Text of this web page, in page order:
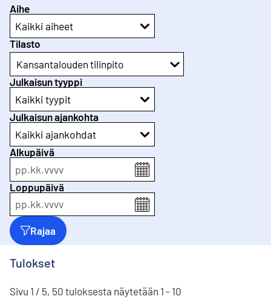
Aihe
Kaikki aiheet
Tilasto
Kansantalouden tilinpito
Julkaisun tyyppi
Kaikki tyypit
Julkaisun ajankohta
Kaikki ajankohdat
Alkupäivä
pp.kk.vvvv
Loppupäivä
pp.kk.vvvv
Rajaa
Tulokset
Sivu 1 / 5, 50 tuloksesta näytetään 1 - 10